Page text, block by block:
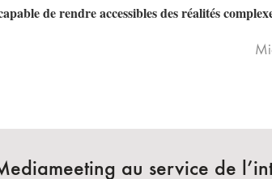
de rendre accessibles des réalités
au service de